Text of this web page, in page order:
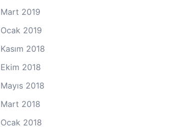
Mart 2019
Ocak 2019
Kasım 2018
Ekim 2018
Mayıs 2018
Mart 2018
Ocak 2018